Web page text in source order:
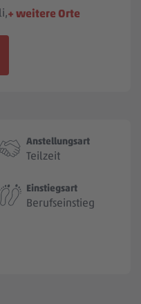
+ weitere Orte
Anstellungsart
Teilzeit
Einstiegsart
Berufseinstieg